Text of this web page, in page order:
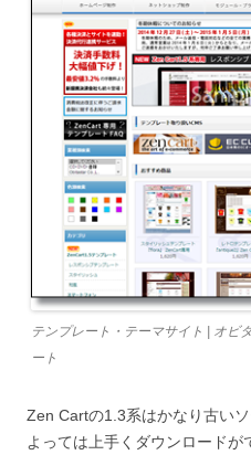
テンプレート・テーマサイト | オビ
ート
Zen Cartの1.3系はかなり古い
よっては上手くダウンロード